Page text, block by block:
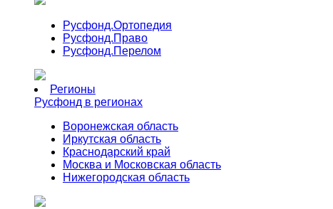
Русфонд.Ортопедия
Русфонд.Право
Русфонд.Перелом
Регионы
Русфонд в регионах
Воронежская область
Иркутская область
Краснодарский край
Москва и Московская область
Нижегородская область